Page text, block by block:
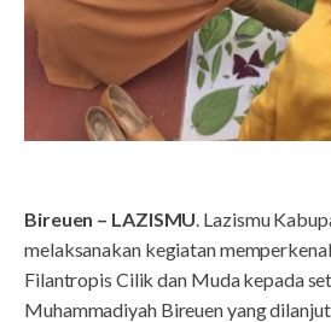
Bireuen – LAZISMU. Lazismu
melaksanakan kegiatan
Filantropis Cilik dan Muda kepada
Muhammadiyah Bireuen yang